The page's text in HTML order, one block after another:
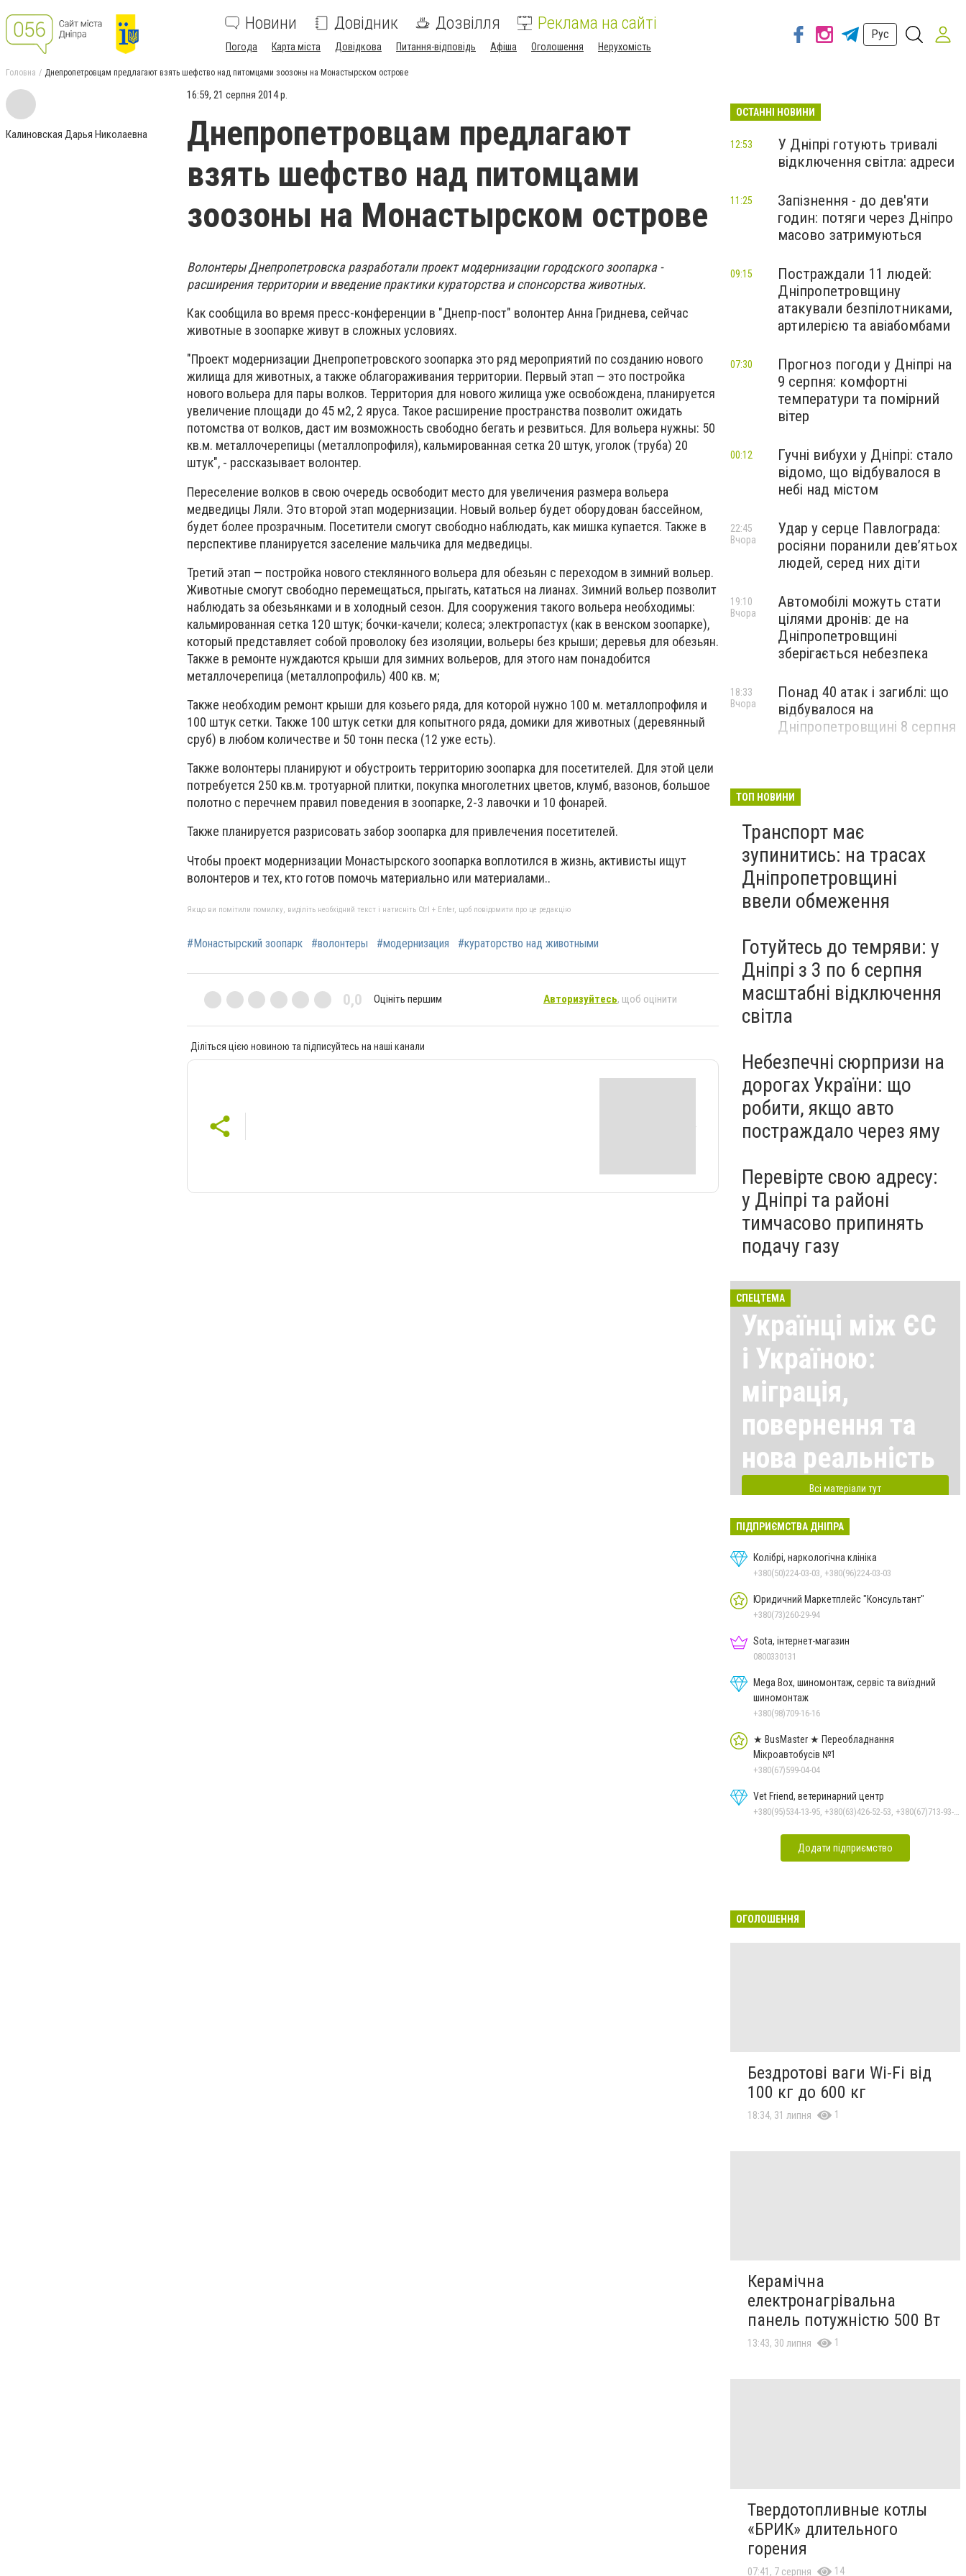
Новини Довідник Дозвілля Реклама на сайті
Погода Карта міста Довідкова Питання-відповідь Афіша Оголошення Нерухомість
Рус
Головна Днепропетровцам предлагают взять шефство над питомцами зоозоны на Монастырском острове
Калиновская Дарья Николаевна
16:59, 21 серпня 2014 р.
Днепропетровцам предлагают
взять шефство над питомцами
зоозоны на Монастырском острове
Волонтеры Днепропетровска разработали проект модернизации городского зоопарка -
расширения территории и введение практики кураторства и спонсорства животных.
Как сообщила во время пресс-конференции в "Днепр-пост" волонтер Анна Гриднева, сейчас
животные в зоопарке живут в сложных условиях.
"Проект модернизации Днепропетровского зоопарка это ряд мероприятий по созданию нового
жилища для животных, а также облагораживания территории. Первый этап — это постройка
нового вольера для пары волков. Территория для нового жилища уже освобождена, планируется
увеличение площади до 45 м2, 2 яруса. Такое расширение пространства позволит ожидать
потомства от волков, даст им возможность свободно бегать и резвиться. Для вольера нужны: 50
кв.м. металлочерепицы (металлопрофиля), кальмированная сетка 20 штук, уголок (труба) 20
штук", - рассказывает волонтер.
Переселение волков в свою очередь освободит место для увеличения размера вольера
медведицы Ляли. Это второй этап модернизации. Новый вольер будет оборудован бассейном,
будет более прозрачным. Посетители смогут свободно наблюдать, как мишка купается. Также в
перспективе планируется заселение мальчика для медведицы.
Третий этап — постройка нового стеклянного вольера для обезьян с переходом в зимний вольер.
Животные смогут свободно перемещаться, прыгать, кататься на лианах. Зимний вольер позволит
наблюдать за обезьянками и в холодный сезон. Для сооружения такого вольера необходимы:
кальмированная сетка 120 штук; бочки-качели; колеса; электропастух (как в венском зоопарке),
который представляет собой проволоку без изоляции, вольеры без крыши; деревья для обезьян.
Также в ремонте нуждаются крыши для зимних вольеров, для этого нам понадобится
металлочерепица (металлопрофиль) 400 кв. м;
Также необходим ремонт крыши для козьего ряда, для которой нужно 100 м. металлопрофиля и
100 штук сетки. Также 100 штук сетки для копытного ряда, домики для животных (деревянный
сруб) в любом количестве и 50 тонн песка (12 уже есть).
Также волонтеры планируют и обустроить территорию зоопарка для посетителей. Для этой цели
потребуется 250 кв.м. тротуарной плитки, покупка многолетних цветов, клумб, вазонов, большое
полотно с перечнем правил поведения в зоопарке, 2-3 лавочки и 10 фонарей.
Также планируется разрисовать забор зоопарка для привлечения посетителей.
Чтобы проект модернизации Монастырского зоопарка воплотился в жизнь, активисты ищут
волонтеров и тех, кто готов помочь материально или материалами..
Якщо ви помітили помилку, виділіть необхідний текст і натисніть Ctrl + Enter, щоб повідомити про це редакцію
#Монастырский зоопарк #волонтеры #модернизация #кураторство над животными
0,0 Оцініть першим Авторизуйтесь, щоб оцінити
Діліться цією новиною та підписуйтесь на наші канали
ОСТАННІ НОВИНИ
У Дніпрі готують тривалі
відключення світла: адреси
12:53
Запізнення - до дев'яти
годин: потяги через Дніпро
масово затримуються
11:25
Постраждали 11 людей:
Дніпропетровщину
атакували безпілотниками,
артилерією та авіабомбами
09:15
Прогноз погоди у Дніпрі на
9 серпня: комфортні
температури та помірний
вітер
07:30
Гучні вибухи у Дніпрі: стало
відомо, що відбувалося в
небі над містом
00:12
Удар у серце Павлограда:
росіяни поранили дев’ятьох
людей, серед них діти
22:45
Вчора
Автомобілі можуть стати
цілями дронів: де на
Дніпропетровщині
зберігається небезпека
19:10
Вчора
Понад 40 атак і загиблі: що
відбувалося на
Дніпропетровщині 8 серпня
18:33
Вчора
ТОП НОВИНИ
Транспорт має
зупинитись: на трасах
Дніпропетровщині
ввели обмеження
Готуйтесь до темряви: у
Дніпрі з 3 по 6 серпня
масштабні відключення
світла
Небезпечні сюрпризи на
дорогах України: що
робити, якщо авто
постраждало через яму
Перевірте свою адресу:
у Дніпрі та районі
тимчасово припинять
подачу газу
СПЕЦТЕМА
Українці між ЄС
і Україною:
міграція,
повернення та
нова реальність
Всі матеріали тут
ПІДПРИЄМСТВА ДНІПРА
Колібрі, наркологічна клініка
+380(50)224-03-03, +380(96)224-03-03
Юридичний Маркетплейс "Консультант"
+380(73)260-29-94
Sota, інтернет-магазин
0800330131
Mega Box, шиномонтаж, сервіс та виїздний
шиномонтаж
+380(98)709-16-16
★ BusMaster ★ Переобладнання
Мікроавтобусів №1
+380(67)599-04-04
Vet Friend, ветеринарний центр
Додати підприємство
ОГОЛОШЕННЯ
Бездротові ваги Wi-Fi від
100 кг до 600 кг
18:34, 31 липня 1
Керамічна
електронагрівальна
панель потужністю 500 Вт
13:43, 30 липня 1
Твердотопливные котлы
«БРИК» длительного
горения
07:41, 7 серпня 14